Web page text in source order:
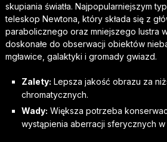
skupiania światła. Najpopularniejszym
teleskop Newtona, który składa się z
parabolicznego oraz mniejszego lustra
doskonałe do obserwacji obiektów
mgławice, galaktyki i gromady gwiazd.
Zalety: Lepsza jakość obrazu za
chromatycznych.
Wady: Większa potrzeba
wystąpienia aberracji sferycznych